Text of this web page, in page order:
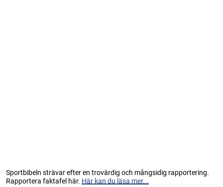
Sportbibeln strävar efter en trovärdig och mångsidig rapportering.
Rapportera faktafel här. Här kan du läsa mer...